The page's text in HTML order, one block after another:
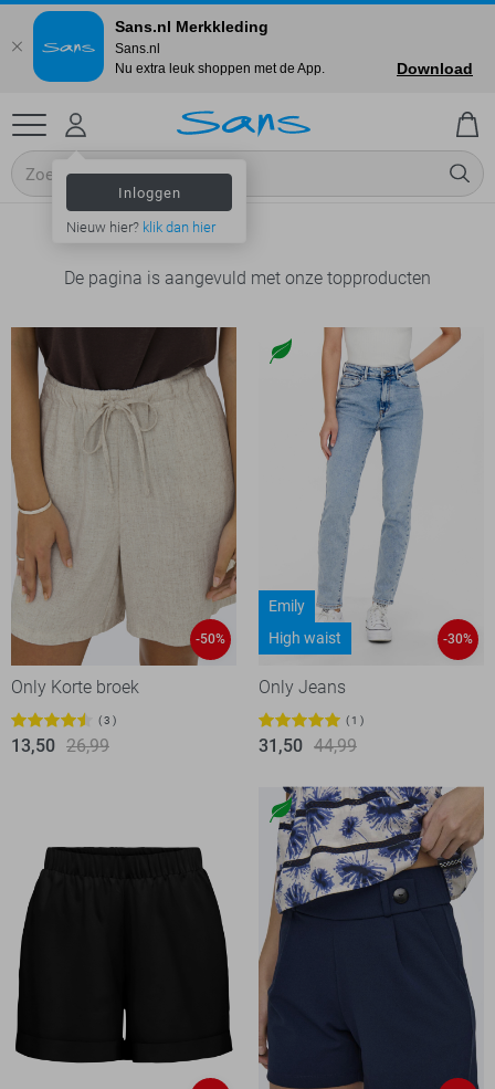
Inloggen
Nieuw hier? klik dan hier
De pagina is aangevuld met onze topproducten
-50%
Only Korte broek
3
13,50 26,99
Emily
High waist
-30%
Only Jeans
1
31,50 44,99
Sans.nl Merkkleding
Sans.nl
Nu extra leuk shoppen met de App.
Download